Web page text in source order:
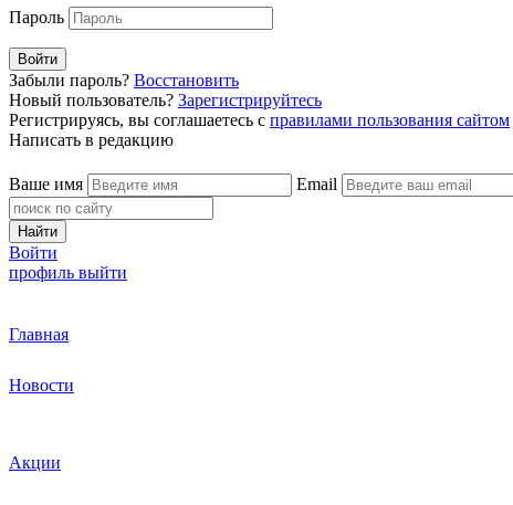
Пароль
Войти
Забыли пароль? Восстановить
Новый пользователь? Зарегистрируйтесь
Регистрируясь, вы соглашаетесь с правилами пользования сайтом
Написать в редакцию
Ваше имя Email
Найти
Войти
профиль выйти
Главная
Новости
Акции